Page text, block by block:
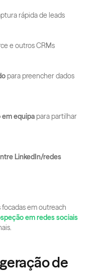
rápida de leads
e outros CRMs
para preencher dados
equipa para partilhar
LinkedIn/redes
em outreach
em redes sociais
de